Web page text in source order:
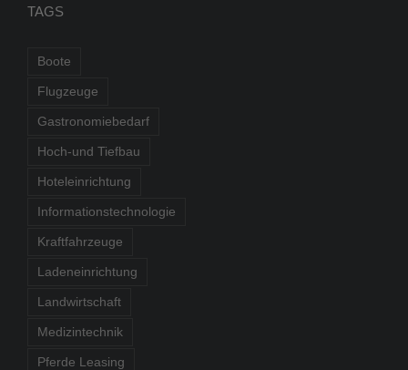
TAGS
Boote
Flugzeuge
Gastronomiebedarf
Hoch-und Tiefbau
Hoteleinrichtung
Informationstechnologie
Kraftfahrzeuge
Ladeneinrichtung
Landwirtschaft
Medizintechnik
Pferde Leasing